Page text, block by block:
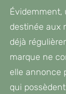
Évidemment,
destinée aux
déjà
marque ne
elle annonce
qui